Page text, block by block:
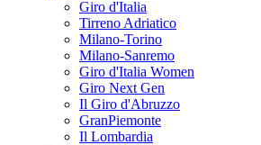
Giro d'Italia
Tirreno Adriatico
Milano-Torino
Milano-Sanremo
Giro d'Italia Women
Giro Next Gen
Il Giro d'Abruzzo
GranPiemonte
Il Lombardia